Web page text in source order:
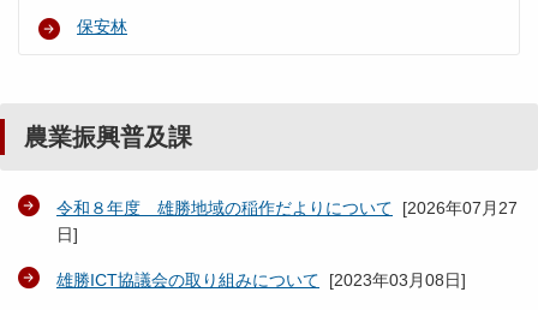
保安林
農業振興普及課
令和８年度 雄勝地域の稲作だよりについて [2026年07月27
日]
雄勝ICT協議会の取り組みについて [2023年03月08日]